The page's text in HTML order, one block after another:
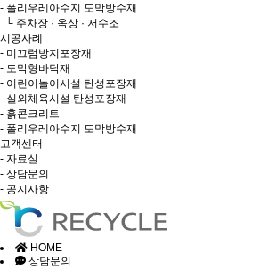
- 폴리우레아수지 도막방수재
└ 주차장 · 옥상 · 저수조
시공사례
- 미끄럼방지포장재
- 도막형바닥재
- 어린이놀이시설 탄성포장재
- 실외체육시설 탄성포장재
- 흙콘크리트
- 폴리우레아수지 도막방수재
고객센터
- 자료실
- 상담문의
- 공지사항
HOME
상담문의